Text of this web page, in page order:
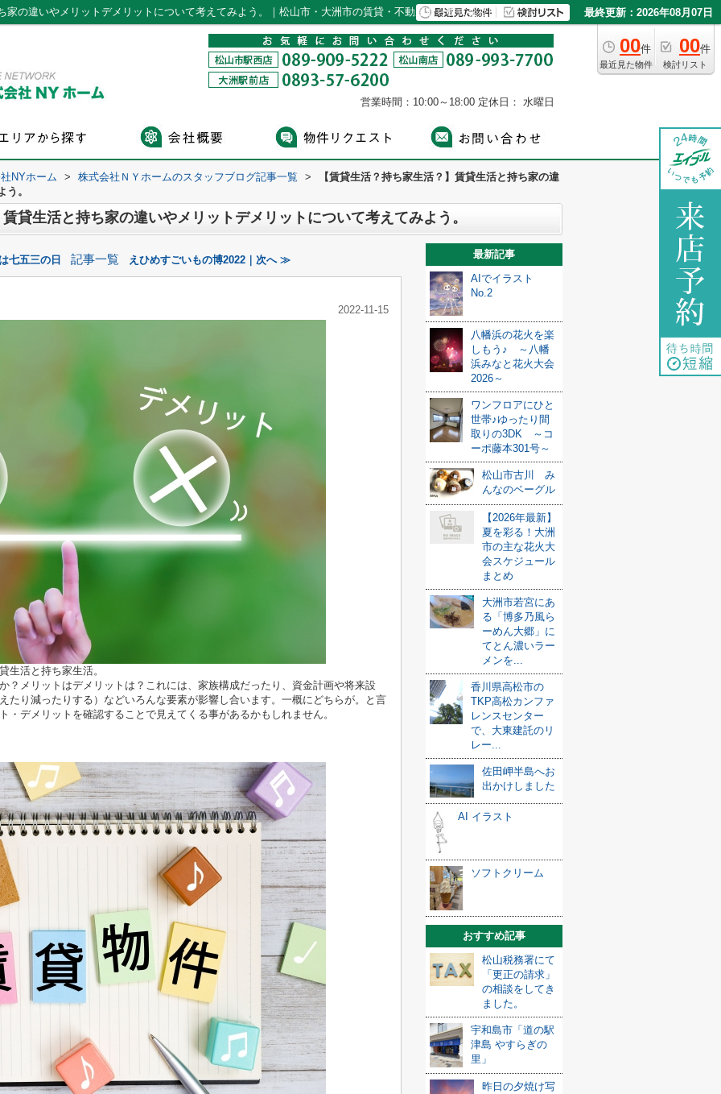
家の違いやメリットデメリットについて考えてみよう。｜松山市・大洲市の賃貸・不動産なら株式会社NYホーム 最終更新：2026年08月07日
00件
最近見た物件
00件
検討リスト
営業時間：10:00～18:00 定休日： 水曜日
NYホーム > 株式会社ＮＹホームのスタッフブログ記事一覧 >
【賃貸生活？持ち家生活？】賃貸生活と持ち家の違
。
貸生活と持ち家の違いやメリットデメリットについて考えてみよう。
七五三の日 記事一覧 えひめすごいもの博2022｜次へ ≫
2022-11-15
生活と持ち家生活。
？メリットはデメリットは？これには、家族構成だったり、資金計画や将来設
たり減ったりする）などいろんな要素が影響し合います。一概にどちらが。と言
・デメリットを確認することで見えてくる事があるかもしれません。
最新記事
AIでイラスト
No.2
八幡浜の花火を楽
しもう♪ ～八幡
浜みなと花火大会
2026～
ワンフロアにひと
世帯♪ゆったり間
取りの3DK ～コ
ーポ藤本301号～
松山市古川 み
んなのベーグル
【2026年最新】
夏を彩る！大洲
市の主な花火大
会スケジュール
まとめ
大洲市若宮にあ
る「博多乃風ら
ーめん大郷」に
てとん濃いラー
メンを...
香川県高松市の
TKP高松カンファ
レンスセンター
で、大東建託のリ
レー...
佐田岬半島へお
出かけしました
AI イラスト
ソフトクリーム
おすすめ記事
松山税務署にて
「更正の請求」
の相談をしてき
ました。
宇和島市「道の駅
津島 やすらぎの
里」
昨日の夕焼け写